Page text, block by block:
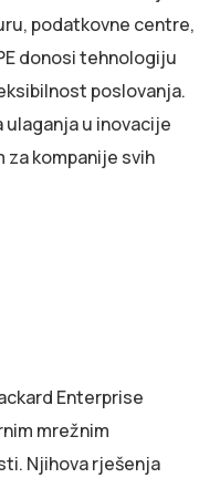
podatkovne centre,
donosi tehnologiju
poslovanja.
u inovacije
za kompanije svih
Enterprise
mrežnim
Njihova rješenja